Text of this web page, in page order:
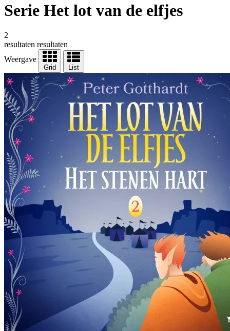
Serie Het lot van de elfjes
2
resultaten resultaten
Weergave
Grid List